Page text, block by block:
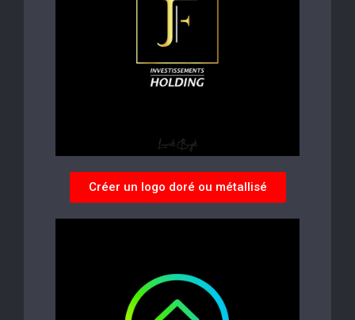
Créer un logo doré ou métallisé